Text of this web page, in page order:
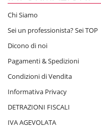
Chi Siamo
Sei un professionista? Sei TOP
Dicono di noi
Pagamenti & Spedizioni
Condizioni di Vendita
Informativa Privacy
DETRAZIONI FISCALI
IVA AGEVOLATA